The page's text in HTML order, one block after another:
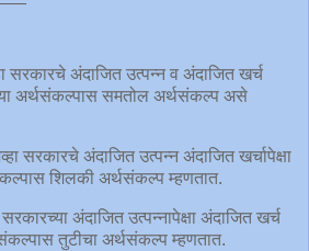
अंदाजित उत्पन्न व अंदाजित खर्च
अर्थसंकल्पास समतोल अर्थसंकल्प असे
सरकारचे अंदाजित उत्पन्न अंदाजित खर्चापेक्षा
शिलकी अर्थसंकल्प म्हणतात.
अंदाजित उत्पन्नापेक्षा अंदाजित खर्च
तुटीचा अर्थसंकल्प म्हणतात.